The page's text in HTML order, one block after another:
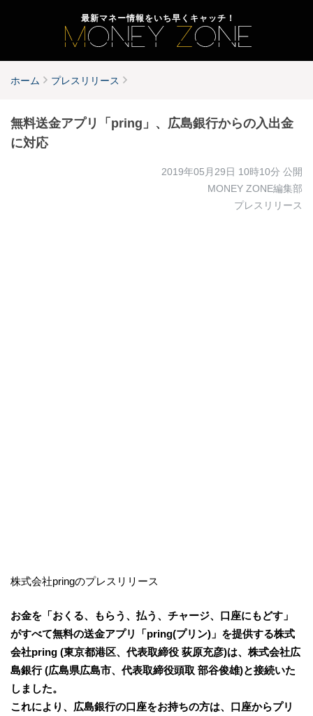
最新マネー情報をいち早くキャッチ！
ホーム プレスリリース
無料送金アプリ「pring」、広島銀行からの入出金
に対応
2019年05月29日 10時10分 公開
MONEY ZONE編集部
プレスリリース
株式会社pringのプレスリリース
お金を「おくる、もらう、払う、チャージ、口座にもどす」
がすべて無料の送金アプリ「pring(プリン)」を提供する株式
会社pring (東京都港区、代表取締役 荻原充彦)は、株式会社広
島銀行 (広島県広島市、代表取締役頭取 部谷俊雄)と接続いた
しました。
これにより、広島銀行の口座をお持ちの方は、口座からプリ